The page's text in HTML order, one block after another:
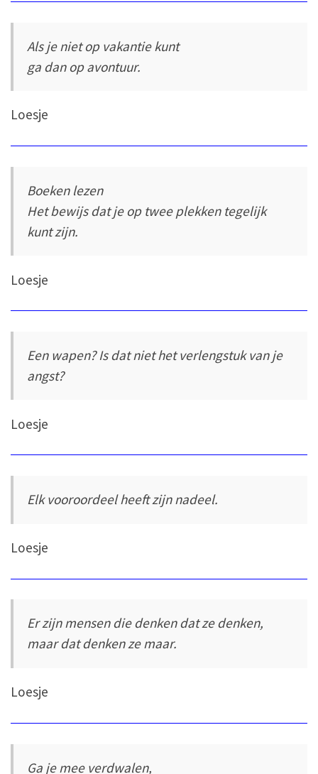
Als je niet op vakantie kunt
ga dan op avontuur.
Loesje
Boeken lezen
Het bewijs dat je op twee plekken tegelijk
kunt zijn.
Loesje
Een wapen? Is dat niet het verlengstuk van je
angst?
Loesje
Elk vooroordeel heeft zijn nadeel.
Loesje
Er zijn mensen die denken dat ze denken,
maar dat denken ze maar.
Loesje
Ga je mee verdwalen,